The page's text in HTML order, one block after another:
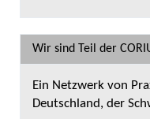
Wir sind Teil der
Ein Netzwerk von
Deutschland, der